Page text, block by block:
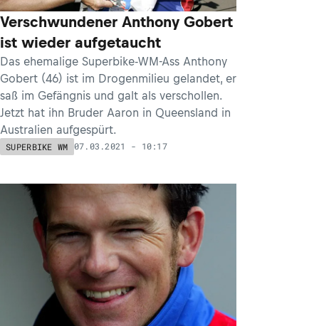
Verschwundener Anthony Gobert
ist wieder aufgetaucht
Das ehemalige Superbike-WM-Ass Anthony
Gobert (46) ist im Drogenmilieu gelandet, er
saß im Gefängnis und galt als verschollen.
Jetzt hat ihn Bruder Aaron in Queensland in
Australien aufgespürt.
SUPERBIKE WM 07.03.2021 - 10:17